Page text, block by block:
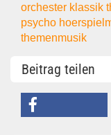
orchester klassik
psycho
themenmusik
Beitrag teilen